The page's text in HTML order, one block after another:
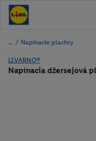
/ Napínacie plachty
LIVARNO®
Napínacia džersejová